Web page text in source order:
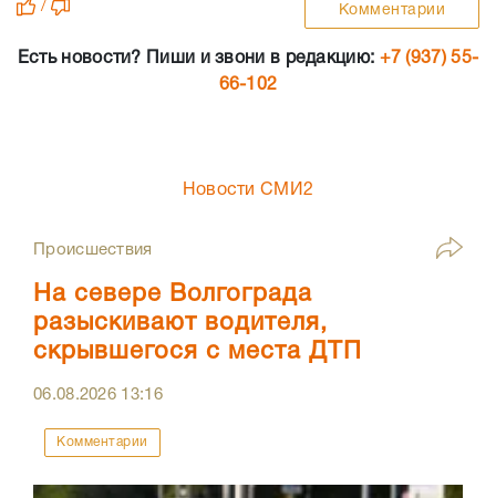
/ Комментарии
Есть новости? Пиши и звони в редакцию: +7 (937) 55-
66-102
Новости СМИ2
Происшествия
На севере Волгограда
разыскивают водителя,
скрывшегося с места ДТП
06.08.2026 13:16
Комментарии